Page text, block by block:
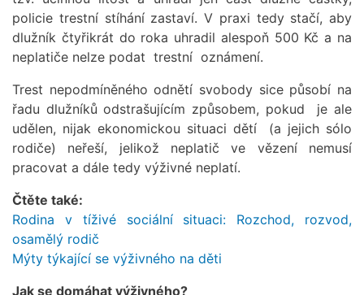
policie trestní stíhání zastaví. V praxi tedy stačí, aby
dlužník čtyřikrát do roka uhradil alespoň 500 Kč a na
neplatiče nelze podat trestní oznámení.
Trest nepodmíněného odnětí svobody sice působí na
řadu dlužníků odstrašujícím způsobem, pokud je ale
udělen, nijak ekonomickou situaci dětí (a jejich sólo
rodiče) neřeší, jelikož neplatič ve vězení nemusí
pracovat a dále tedy výživné neplatí.
Čtěte také:
Rodina v tíživé sociální situaci: Rozchod, rozvod,
osamělý rodič
Mýty týkající se výživného na děti
Jak se domáhat výživného?